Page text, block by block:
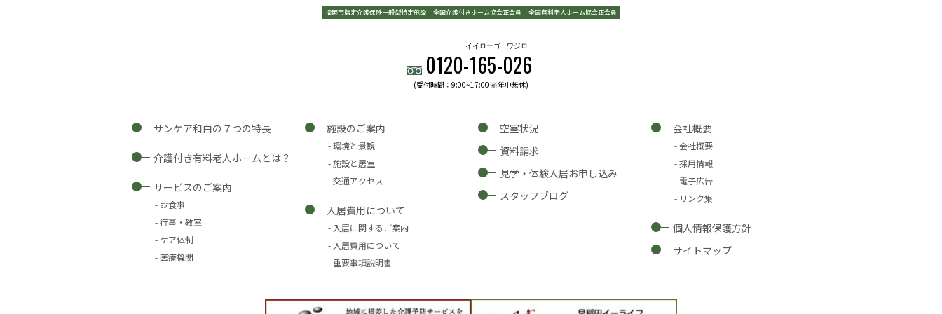
福岡市指定介護保険一般型特定施設 全国介護付きホーム協会正会員 全国有料老人ホーム協会正会員
0120-165
イイローゴ
-026
ワジロ
(受付時間：9:00~17:00 ※年中無休)
サンケア和白の７つの特長
介護付き有料老人ホームとは？
サービスのご案内
お食事
行事・教室
ケア体制
医療機関
施設のご案内
環境と景観
施設と居室
交通アクセス
入居費用について
入居に関するご案内
入居費用について
重要事項説明書
空室状況
資料請求
見学・体験入居お申し込み
スタッフブログ
会社概要
会社概要
採用情報
電子広告
リンク集
個人情報保護方針
サイトマップ